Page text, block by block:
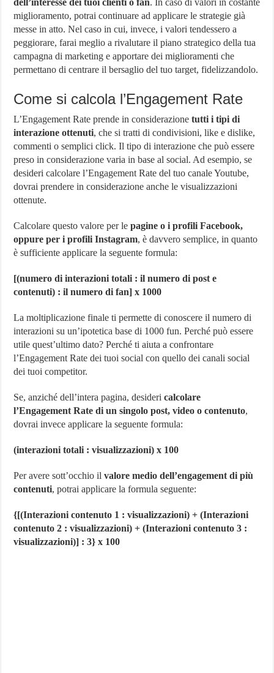
dell’interesse dei tuoi clienti o fan. In caso di valori in costante
miglioramento, potrai continuare ad applicare le strategie già
messe in atto. Nel caso in cui, invece, i valori tendessero a
peggiorare, farai meglio a rivalutare il piano strategico della tua
campagna di marketing e apportare dei miglioramenti che
permettano di centrare il bersaglio del tuo target, fidelizzandolo.
Come si calcola l’Engagement Rate
L’Engagement Rate prende in considerazionetutti i tipi di
interazione ottenuti, che si tratti di condivisioni, like e dislike,
commenti o semplici click. Il tipo di interazione che può essere
preso in considerazione varia in base al social. Ad esempio, se
desideri calcolare l’Engagement Rate del tuo canale Youtube,
dovrai prendere in considerazione anche le visualizzazioni
ottenute.
Calcolare questo valore per lepagine o i profili Facebook,
oppure per i profili Instagram, è davvero semplice, in quanto
è sufficiente applicare la seguente formula:
[(numero di interazioni totali : il numero di post e
contenuti) : il numero di fan] x 1000
La moltiplicazione finale ti permette di conoscere il numero di
interazioni su un’ipotetica base di 1000 fun. Perché può essere
utile quest’ultimo dato? Perché ti aiuta a confrontare
l’Engagement Rate dei tuoi social con quello dei canali social
dei tuoi competitor.
Se, anziché dell’intera pagina, desidericalcolare
l’Engagement Rate di un singolo post, video o contenuto,
dovrai invece applicare la seguente formula:
(interazioni totali : visualizzazioni) x 100
Per avere sott’occhio ilvalore medio dell’engagement di più
contenuti, potrai applicare la formula seguente:
{[(Interazioni contenuto 1 : visualizzazioni) + (Interazioni
contenuto 2 : visualizzazioni) + (Interazioni contenuto 3 :
visualizzazioni)] : 3} x 100